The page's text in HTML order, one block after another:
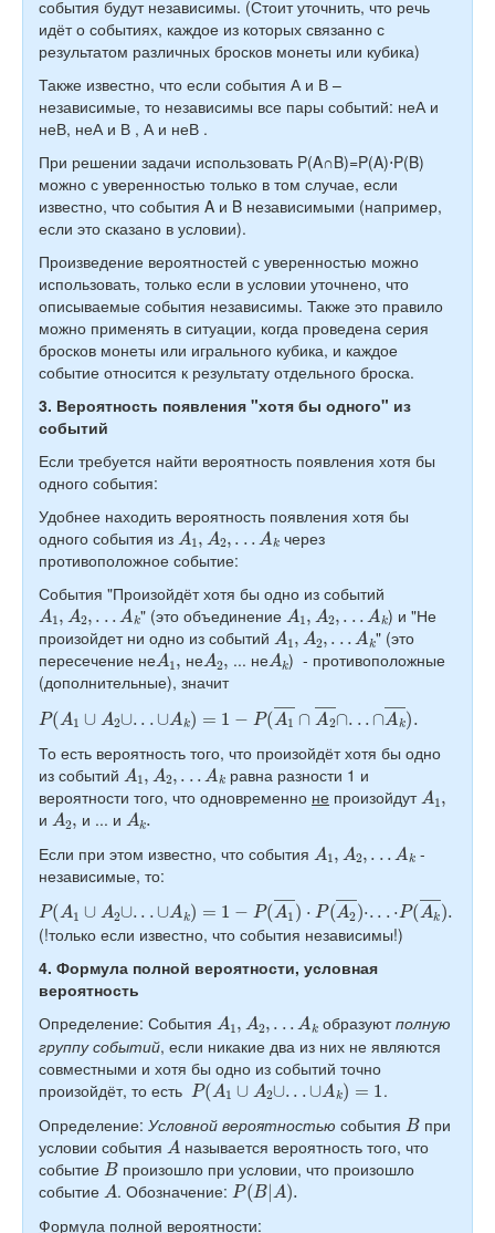
события будут независимы. (Стоит уточнить, что речь
идёт о событиях, каждое из которых связанно с
результатом различных бросков монеты или кубика)
Также известно, что если события А и В –
независимые, то независимы все пары событий: неА и
неВ, неА и В , А и неВ .
При решении задачи использовать P(A∩B)=P(A)⋅P(B)
можно с уверенностью только в том случае, если
известно, что события A и B независимыми (например,
если это сказано в условии).
Произведение вероятностей с уверенностью можно
использовать, только если в условии уточнено, что
описываемые события независимы. Также это правило
можно применять в ситуации, когда проведена серия
бросков монеты или игрального кубика, и каждое
событие относится к результату отдельного броска.
3. Вероятность появления "хотя бы одного" из
событий
Если требуется найти вероятность появления хотя бы
одного события:
Удобнее находить вероятность появления хотя бы
одного события из A1,A2,...Ak
через
противоположное событие:
События "Произойдёт хотя бы одно из событий
A1,A2,.. .Ak " (это объединение A1,A2,...Ak ) и "Не
произойдет ни одно из событий A1,A2,... A k " (это
пересечение неA1,неA2,... неAk) - противоположные
(дополнительные), значит
P(A1 2 k) = 1―∩A ―∩ Ak―
То есть вероятность того, что произойдёт хотя бы одно
из событий A1,A2,...Ak
равна разности 1 и
вероятности того, что одновременно не произойдут A
и A2,и ... и Ak.
Если при этом известно, что события
-
независимые, то:
P(A1 2 k) = 1―)⋅P A2 ―)⋅ Ak―)
(!только если известно, что события независимы!)
4. Формула полной вероятности, условная
вероятность
Определение: События
A A k образуютполную
группу событий, если никакие два из них не являются
совместными и хотя бы одно из событий точно
произойдёт, то есть P(A1∪A2∪...∪Ak) =1
.
Определение: Условной вероятностью события
при
условии события A называется вероятность того, что
событие Bпроизошло при условии, что произошло
событие A. Обозначение: P(B|A).
Формула полной вероятности: